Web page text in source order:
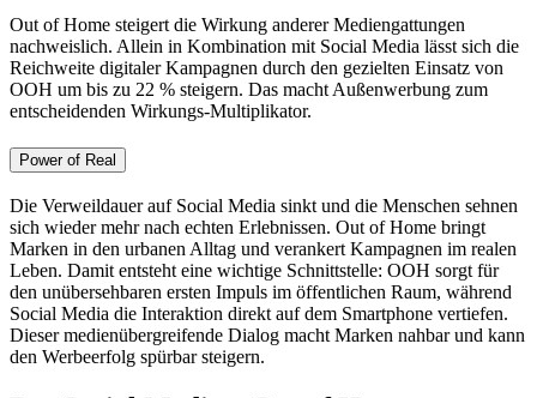
Out of Home steigert die Wirkung anderer Mediengattungen
nachweislich. Allein in Kombination mit Social Media lässt sich die
Reichweite digitaler Kampagnen durch den gezielten Einsatz von
OOH um bis zu 22 % steigern. Das macht Außenwerbung zum
entscheidenden Wirkungs-Multiplikator.
Power of Real
Die Verweildauer auf Social Media sinkt und die Menschen sehnen
sich wieder mehr nach echten Erlebnissen. Out of Home bringt
Marken in den urbanen Alltag und verankert Kampagnen im realen
Leben. Damit entsteht eine wichtige Schnittstelle: OOH sorgt für
den unübersehbaren ersten Impuls im öffentlichen Raum, während
Social Media die Interaktion direkt auf dem Smartphone vertiefen.
Dieser medienübergreifende Dialog macht Marken nahbar und kann
den Werbeerfolg spürbar steigern.